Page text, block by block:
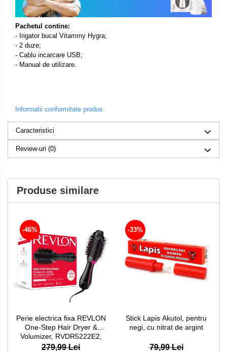
Pachetul contine:
- Irigator bucal Vitammy Hygra;
- 2 duze;
- Cablu incarcare USB;
- Manual de utilizare.
Informatii conformitate produs
Caracteristici
Review-uri (0)
Produse similare
-46%
Perie electrica fixa REVLON
One-Step Hair Dryer &
Volumizer, RVDR5222E2,
pentru par mediu si lung
279,99 Lei
-33%
Stick Lapis Akutol, pentru
negi, cu nitrat de argint
79,99 Lei